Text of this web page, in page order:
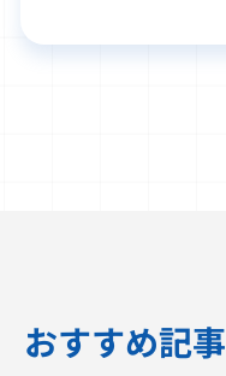
おすすめ記事